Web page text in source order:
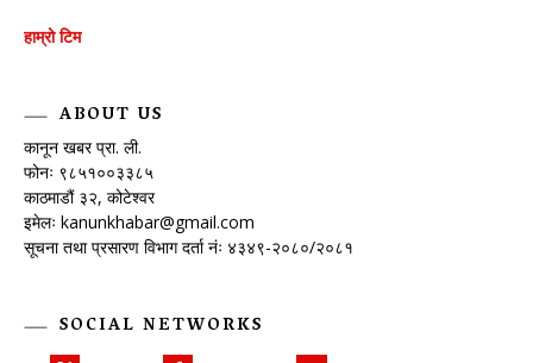
हाम्रो टिम
ABOUT US
कानून खबर प्रा. ली.
फोनः ९८५१००३३८५
काठमाडौं ३२, कोटेश्वर
इमेलः kanunkhabar@gmail.com
सूचना तथा प्रसारण विभाग दर्ता नंः ४३४९-२०८०/२०८१
SOCIAL NETWORKS